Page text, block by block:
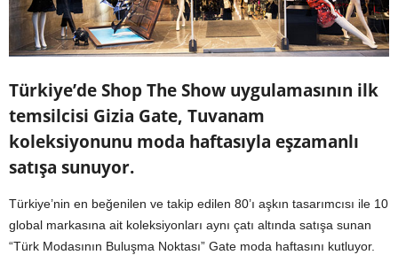
Türkiye’de Shop The Show uygulamasının ilk
temsilcisi Gizia Gate, Tuvanam
koleksiyonunu moda haftasıyla eşzamanlı
satışa sunuyor.
Türkiye’nin en beğenilen ve takip edilen 80’ı aşkın tasarımcısı ile 10
global markasına ait koleksiyonları aynı çatı altında satışa sunan
“Türk Modasının Buluşma Noktası” Gate moda haftasını kutluyor.